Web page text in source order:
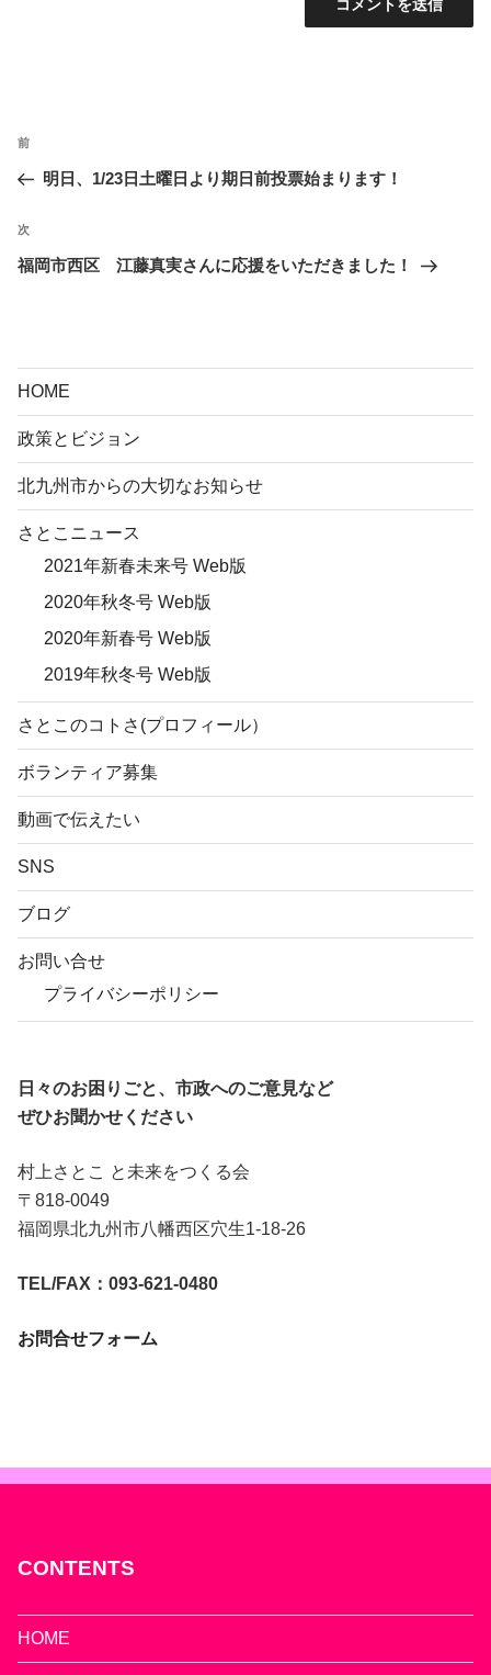
ナ
ビ
ゲ
ン
前
の
稿
前
明日、1/23日土曜日より期日前投票始まります！
次
の
次
福岡市西区 江藤真実さんに応援をいただきました！
HOME
政策とビジョン
北九州市からの大切なお知らせ
さとこニュース
2021年新春未来号 Web版
2020年秋冬号 Web版
2020年新春号 Web版
2019年秋冬号 Web版
さとこのコトさ(プロフィール）
ボランティア募集
動画で伝えたい
SNS
ブログ
お問い合せ
プライバシーポリシー
日々のお困りごと、市政へのご意見など
ぜひお聞かせください
村上さとこ と未来をつくる会
〒818-0049
福岡県北九州市八幡西区穴生1-18-26
TEL/FAX：093-621-0480
お問合せフォーム
CONTENTS
HOME